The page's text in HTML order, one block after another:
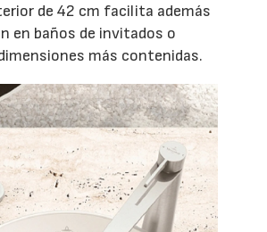
de 42 cm facilita además
en baños de invitados o
más contenidas.